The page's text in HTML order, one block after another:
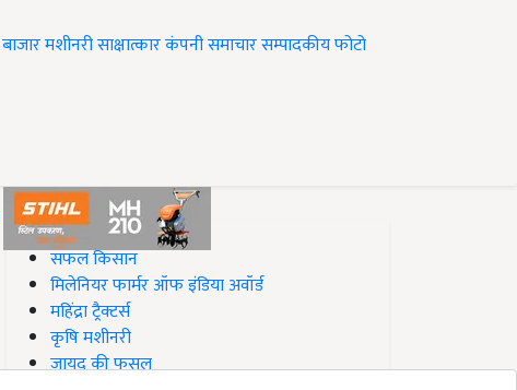
बाजारमशीनरीसाक्षात्कारकंपनी समाचारसम्पादकीयफोटो
#Top on Krishi Jagran
सफल किसान
मिलेनियर फार्मर ऑफ इंडिया अवॉर्ड
महिंद्रा ट्रैक्टर्स
कृषि मशीनरी
जायद की फसल